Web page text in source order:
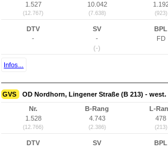
1.527
(12.767)
10.042
(7.638) (923)
DTV
-
SV
-
(-)
BPL
FD
Infos...
GVS OD Nordhorn, Lingener Straße (B 213) -
Nr.
1.528
(12.766)
B-Rang
4.743
(2.386)
L-
478
(213)
DTV
SV
BPL